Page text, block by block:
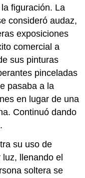
figuración. La
consideró audaz,
exposiciones
comercial a
sus pinturas
pinceladas
pasaba a la
en lugar de una
Continuó dando
su uso de
llenando el
soltera se